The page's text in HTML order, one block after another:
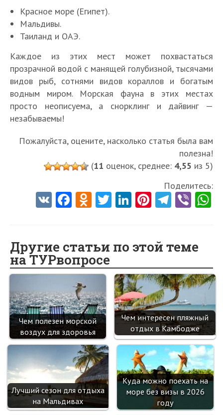
Красное море (Египет).
Мальдивы.
Таиланд и ОАЭ.
Каждое из этих мест может похвастаться
прозрачной водой с манящей голубизной, тысячами
видов рыб, сотнями видов кораллов и богатым
водным миром. Морская фауна в этих местах
просто неописуема, а снорклинг и дайвинг —
незабываемы!
Пожалуйста, оцените, насколько статья была вам
полезна!
(11 оценок, среднее: 4,55 из 5)
Поделитесь:
V Fa
o
o
k
O
o
kl
as
sn
ik
i
T
er
Li
dI
n
Pi
es
t
Te
a
m
Vi
Другие статьи по этой теме
на ТУРвопросе
Чем полезен морской
воздух для здоровья
Чем интересен пляжный
отдых в Камбодже
Лучший сезон для отдыха
на Мальдивах
Куда можно поехать на
море без визы в 2026
году